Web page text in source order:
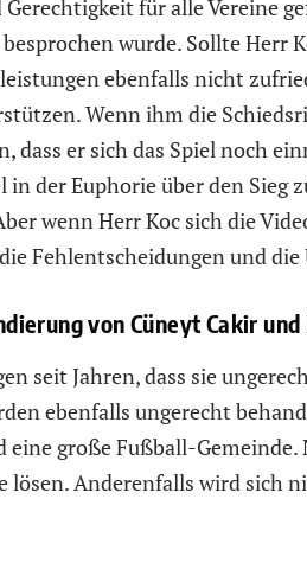
für alle Vereine
wurde. Sollte Herr
ebenfalls nicht
Wenn ihm die
dass er sich das Spiel noch
in der Euphorie über den Sieg
wenn Herr Koc sich die
Fehlentscheidungen und
von Cüneyt Cakir
seit Jahren, dass sie
ebenfalls ungerecht
eine große Fußball-
lösen. Anderenfalls wird sich